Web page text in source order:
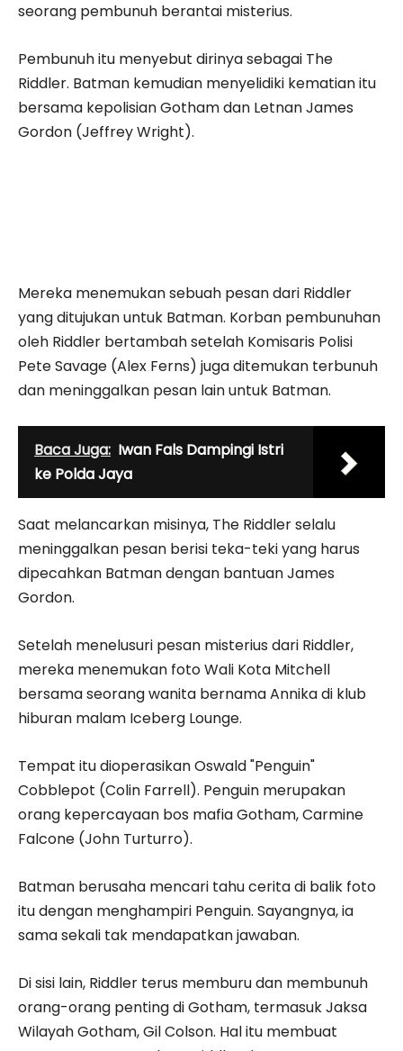
seorang pembunuh berantai misterius.
Pembunuh itu menyebut dirinya sebagai The
Riddler. Batman kemudian menyelidiki kematian itu
bersama kepolisian Gotham dan Letnan James
Gordon (Jeffrey Wright).
Mereka menemukan sebuah pesan dari Riddler
yang ditujukan untuk Batman. Korban pembunuhan
oleh Riddler bertambah setelah Komisaris Polisi
Pete Savage (Alex Ferns) juga ditemukan terbunuh
dan meninggalkan pesan lain untuk Batman.
Baca Juga: Iwan Fals Dampingi Istri
ke Polda Jaya
Saat melancarkan misinya, The Riddler selalu
meninggalkan pesan berisi teka-teki yang harus
dipecahkan Batman dengan bantuan James
Gordon.
Setelah menelusuri pesan misterius dari Riddler,
mereka menemukan foto Wali Kota Mitchell
bersama seorang wanita bernama Annika di klub
hiburan malam Iceberg Lounge.
Tempat itu dioperasikan Oswald "Penguin"
Cobblepot (Colin Farrell). Penguin merupakan
orang kepercayaan bos mafia Gotham, Carmine
Falcone (John Turturro).
Batman berusaha mencari tahu cerita di balik foto
itu dengan menghampiri Penguin. Sayangnya, ia
sama sekali tak mendapatkan jawaban.
Di sisi lain, Riddler terus memburu dan membunuh
orang-orang penting di Gotham, termasuk Jaksa
Wilayah Gotham, Gil Colson. Hal itu membuat